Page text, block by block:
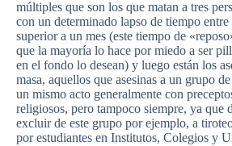
múltiples que son los que matan a tres
con un determinado lapso de tiempo entre
superior a un mes (este tiempo de
que la mayoría lo hace por miedo a ser
en el fondo lo desean) y luego están los
masa, aquellos que asesinas a un grupo
un mismo acto generalmente con
religiosos, pero tampoco siempre, ya que
excluir de este grupo por ejemplo, a
por estudiantes en Institutos, Colegios y